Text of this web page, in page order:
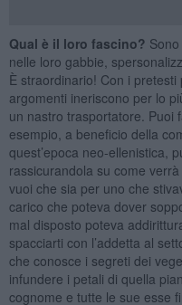
Qual è il loro fascino?
nelle loro gabbie,
È straordinario! Con i
argomenti ineriscono per lo
un nastro trasportatore. Puoi
esempio, a beneficio della
quest’epoca neo-ellenistica,
rassicurandola su come
vuoi che sia per uno che
carico che poteva dover
mal disposto poteva
spacciarti con l’addetta al
che conosce i segreti dei
infundere i petali di quella
cognome e tutte le sue esse